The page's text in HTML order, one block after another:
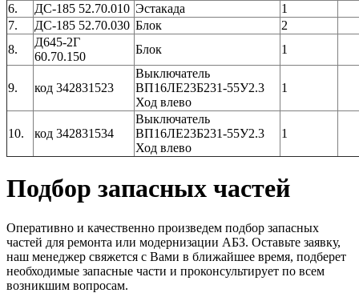
6.
ДС-185 52.70.010 Эстакада
1
7.
ДС-185 52.70.030 Блок
2
8.
Д645-2Г
60.70.150
Блок 1
9. код 342831523
Выключатель
ВП16ЛЕ23Б231-55У2.3
Ход влево
1
10. код 342831534
Выключатель
ВП16ЛЕ23Б231-55У2.3
Ход влево
1
Подбор запасных частей
Оперативно и качественно произведем подбор запасных
частей для ремонта или модернизации АБЗ. Оставьте заявку,
наш менеджер свяжется с Вами в ближайшее время, подберет
необходимые запасные части и проконсультирует по всем
возникшим вопросам.